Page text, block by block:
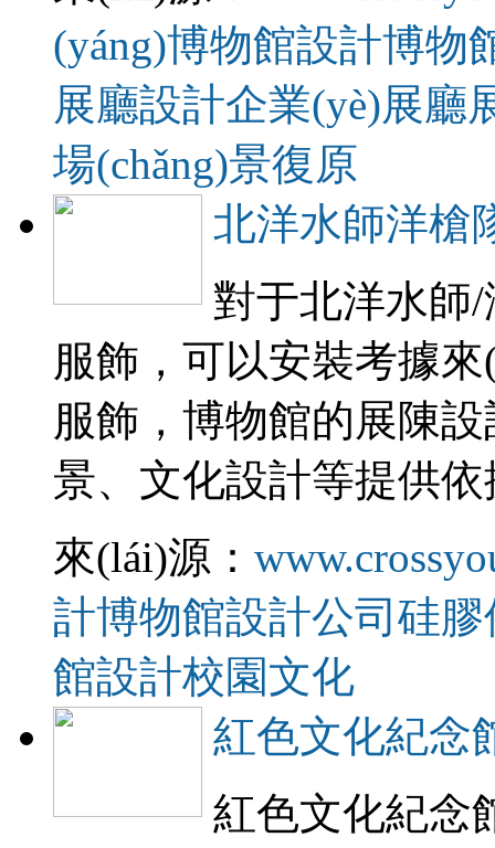
(yáng)博物館設計博物
展廳設計企業(yè)展廳
場(chǎng)景復原
北洋水師洋槍
對于北洋水師
服飾，可以安裝考據
服飾，博物館的展陳設計
景、文化設計等提供
來(lái)源：
計博物館設計公司 硅膠
館設計校園文化
紅色文化紀念
紅色文化紀念